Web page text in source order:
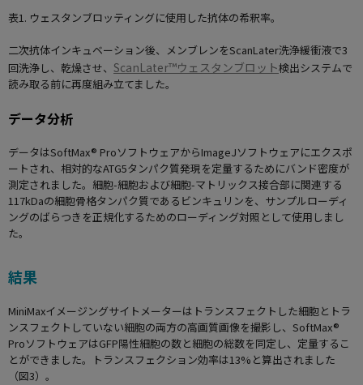
表1. ウェスタンブロッティングに使用した抗体の希釈率。
二次抗体インキュベーション後、メンブレンをScanLater洗浄緩衝液で3
回洗浄し、乾燥させ、 ScanLater™ウェスタンブロット検出システムで
読み取る前に再度組み立てました。
データ分析
データはSoftMax® ProソフトウェアからImageJソフトウェアにエクスポ
ートされ、相対的なATG5タンパク質発現を定量するためにバンド密度が
測定されました。細胞-細胞および細胞-マトリックス接合部に関連する
117kDaの細胞骨格タンパク質であるビンキュリンを、サンプルローディ
ングのばらつきを正規化するためのローディング対照として使用しまし
た。
結果
MiniMaxイメージングサイトメーターはトランスフェクトした細胞とトラ
ンスフェクトしていない細胞の両方の高画質画像を撮影し、SoftMax®
ProソフトウェアはGFP陽性細胞の数と細胞の総数を同定し、定量するこ
とができました。トランスフェクション効率は13%と算出されました
（図3）。